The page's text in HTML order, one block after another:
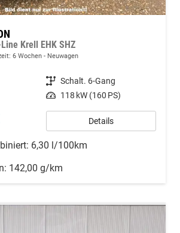
Krell EHK SHZ
6 Wochen Neuwagen
Getriebe Schalt. 6-Gang
Leistung 118 kW (160 PS)
Details
6,30 l/100km
142,00 g/km